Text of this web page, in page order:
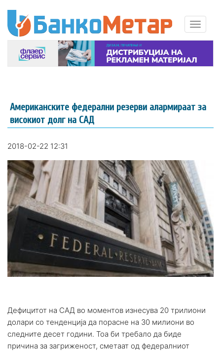
Американските федерални резерви алармираат за
високиот долг на САД
2018-02-22 12:31
Дефицитот на САД во моментов изнесува 20 трилиони
долари со тенденција да порасне на 30 милиони во
следните десет години. Тоа би требало да биде
причина за загриженост, сметаат од федералниот